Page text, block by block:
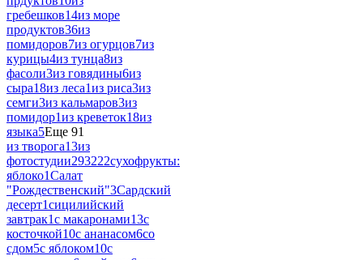
гребешков14из море
продуктов36из
помидоров7из огурцов7из
курицы4из тунца8из
фасоли3из говядины6из
сыра18из леса1из риса3из
семги3из кальмаров3из
помидор1из креветок18из
языка5Еще 91
из творога13из
фотостудии293222сухофрукты:
яблоко1Салат
"Рождественский"3Сардский
десерт1сицилийский
завтрак1с макаронами13с
косточкой10с ананасом6со
сдом5с яблоком10с